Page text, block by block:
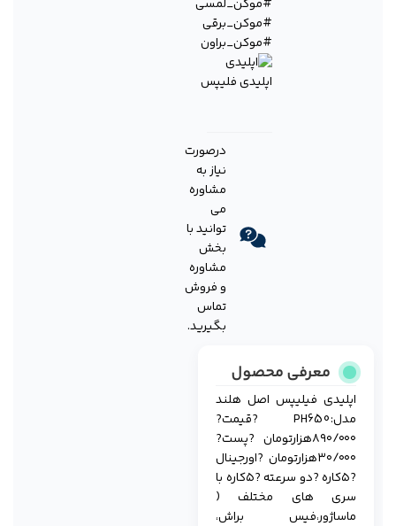
#موکن_لمسی
#موکن_برقی
#موکن_براون
اپلیدی فلیپس
درصورت
نیاز به
مشاوره
می
توانید با
بخش
مشاوره
و فروش
تماس
بگیرید.
معرفی محصول
اپلیدی فیلیپس اصل هلند
مدل:PH650 ?قیمت?
۸۹۰/۰۰۰هزارتومان ?پست?
۳۰/۰۰۰هزارتومان ?اورجینال
?۵کاره ?دو سرعته ?۵کاره با
سری های مختلف (
ماساژور،فیس براش،